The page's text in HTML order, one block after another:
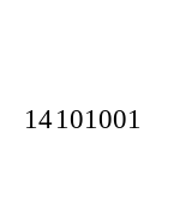
14101001